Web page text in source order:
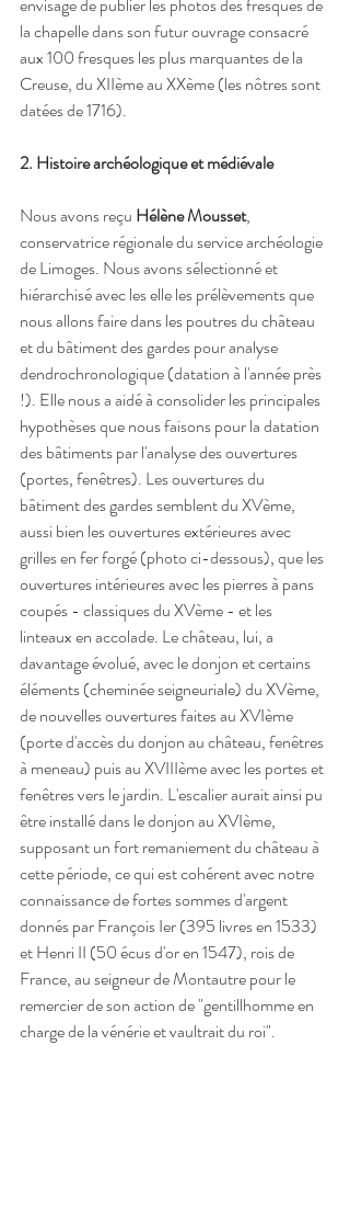
la chapelle dans son futur ouvrage consacré
aux 100 fresques les plus marquantes de la
Creuse, du XIIème au XXème (les nôtres sont
datées de 1716).
2. Histoire archéologique et médiévale
Nous avons reçu Hélène Mousset,
conservatrice régionale du service archéologie
de Limoges. Nous avons sélectionné et
hiérarchisé avec les elle les prélèvements que
nous allons faire dans les poutres du château
et du bâtiment des gardes pour analyse
dendrochronologique (datation à l'année près
!). Elle nous a aidé à consolider les principales
hypothèses que nous faisons pour la datation
des bâtiments par l'analyse des ouvertures
(portes, fenêtres). Les ouvertures du
bâtiment des gardes semblent du XVème,
aussi bien les ouvertures extérieures avec
grilles en fer forgé (photo ci-dessous), que les
ouvertures intérieures avec les pierres à pans
coupés - classiques du XVème - et les
linteaux en accolade. Le château, lui, a
davantage évolué, avec le donjon et certains
éléments (cheminée seigneuriale) du XVème,
de nouvelles ouvertures faites au XVIème
(porte d'accès du donjon au château, fenêtres
à meneau) puis au XVIIIème avec les portes et
fenêtres vers le jardin. L'escalier aurait ainsi pu
être installé dans le donjon au XVIème,
supposant un fort remaniement du château à
cette période, ce qui est cohérent avec notre
connaissance de fortes sommes d'argent
donnés par François Ier (395 livres en 1533)
et Henri II (50 écus d'or en 1547), rois de
France, au seigneur de Montautre pour le
remercier de son action de "gentillhomme en
charge de la vénérie et vaultrait du roi".